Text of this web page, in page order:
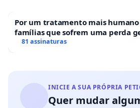
Por um tratamento mais
famílias que sofrem uma perda
hospitais portugueses
81 assinaturas
INICIE A SUA PRÓPRIA
Quer mudar